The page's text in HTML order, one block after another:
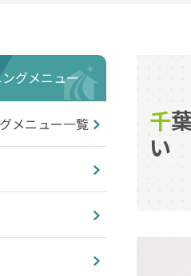
千葉県流山市の換気扇（レンジフード）クリーニングはお任せくださ
い
グメニュー
メニュー一覧